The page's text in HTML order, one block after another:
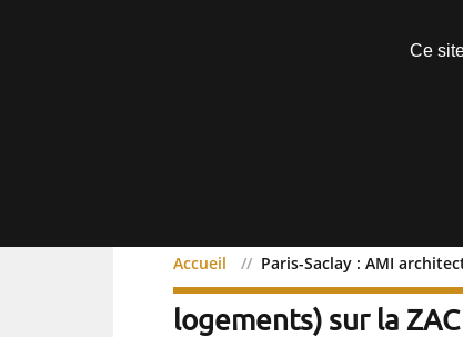
Accueil Paris-Saclay : AMI
Paris-Saclay : AMI
logements) sur la
Ce